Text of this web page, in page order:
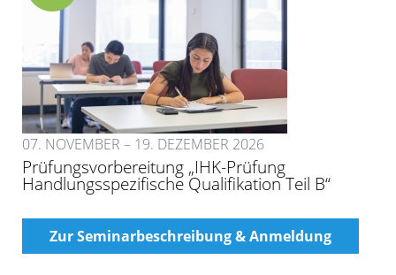
07. NOVEMBER – 19. DEZEMBER 2026
Prüfungsvorbereitung „IHK-Prüfung
Handlungsspezifische Qualifikation Teil B“
Zur Seminarbeschreibung & Anmeldung